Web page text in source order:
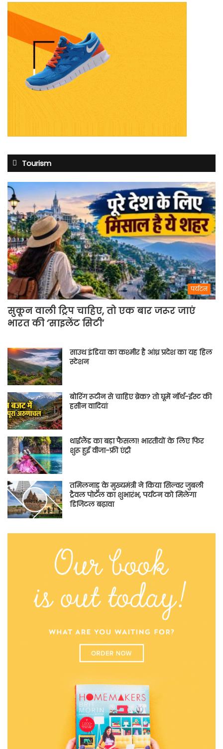
Tourism
पर्यटन
सुकून वाली ट्रिप चाहिए, तो एक बार जरूर जाएं
भारत की ‘साइलेंट सिटी’
साउथ इंडिया का कश्मीर है आंध्र प्रदेश का यह हिल
स्टेशन
बोरिंग रूटीन से चाहिए ब्रेक? तो घूमें नॉर्थ-ईस्ट की
हसीन वादियां
थाईलैंड का बड़ा फैसला! भारतीयों के लिए फिर
शुरू हुई वीजा-फ्री एंट्री
तमिलनाडु के मुख्यमंत्री ने किया सिल्वर जुबली
ट्रैवल पोर्टल का शुभारंभ, पर्यटन को मिलेगा
डिजिटल बढ़ावा